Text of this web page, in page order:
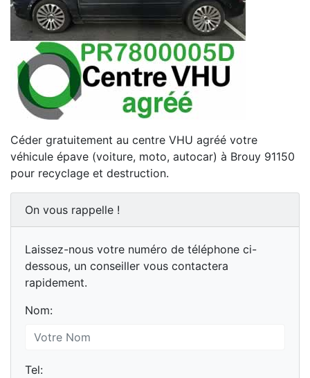
Céder gratuitement au centre VHU agréé votre
véhicule épave (voiture, moto, autocar) à Brouy 91150
pour recyclage et destruction.
On vous rappelle !
Laissez-nous votre numéro de téléphone ci-
dessous, un conseiller vous contactera
rapidement.
Nom:
Tel: